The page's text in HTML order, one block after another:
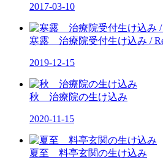
2017-03-10
寒露 治療院受付生け込み /
2019-12-15
秋 治療院の生け込み
2020-11-15
夏至 料亭玄関の生け込み